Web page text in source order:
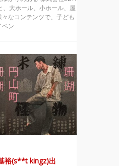
、大ホール、小ホール、屋
なコンテンツで、子ども
ベン…
裕(s**t kingz)出